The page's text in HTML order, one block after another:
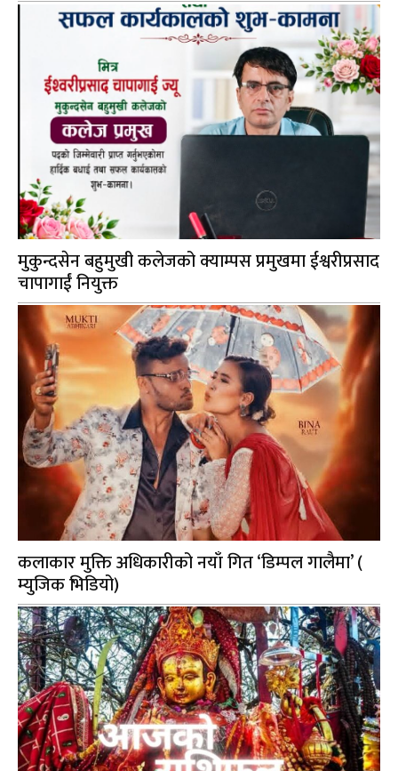
मुकुन्दसेन बहुमुखी कलेजको क्याम्पस प्रमुखमा ईश्वरीप्रसाद
चापागाईं नियुक्त
कलाकार मुक्ति अधिकारीको नयाँ गित ‘डिम्पल गालैमा’ (
म्युजिक भिडियो)